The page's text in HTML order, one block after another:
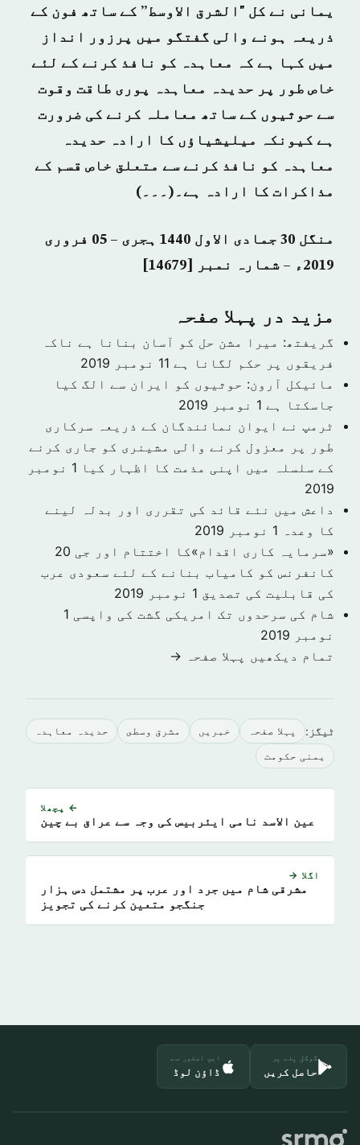
یمانی نے کل "الشرق الاوسط” کے ساتھ فون کے
ذریعہ ہونے والی گفتگو میں پرزور انداز
میں کہا ہے کہ معاہدہ کو نافذ کرنے کے لئے
خاص طور پر حدیدہ معاہدہ پوری طاقت وقوت
سے حوثیوں کے ساتھ معاملہ کرنے کی ضرورت
ہے کیونکہ میلیشیاؤں کا ارادہ حدیدہ
معاہدہ کو نافذ کرنے سے متعلق خاص قسم کے
مذاکرات کا ارادہ ہے۔(۔۔۔)
منگل 30 جمادی الاول 1440 ہجری – 05 فروری
2019ء – شمارہ نمبر [14679]
مزید در پہلا صفحہ
گریفتھ: میرا مشن حل کو آسان بنانا ہے ناکہ
فریقوں پر حکم لگانا ہے 11 نومبر 2019
مائیکل آرون: حوثیوں کو ایران سے الگ کیا
جاسکتا ہے 1 نومبر 2019
ٹرمپ نے ایوان نمائندگان کے ذریعہ سرکاری
طور پر معزول کرنے والی مشینری کو جاری کرنے
کے سلسلہ میں اپنی مذمت کا اظہار کیا
1 نومبر
2019
داعش میں نئے قائد کی تقرری اور بدلہ لینے
کا وعدہ 1 نومبر 2019
«سرمایہ کاری اقدام»کا اختتام اور جی 20
کانفرنس کو کامیاب بنانے کے لئے سعودی عرب
کی قابلیت کی تصدیق 1 نومبر 2019
شام کی سرحدوں تک امریکی گشت کی واپسی 1
نومبر 2019
تمام دیکھیں پہلا صفحہ →
ٹیگز: پہلا صفحہ خبريں مشرق وسطى حدیدہ معاہدہ
یمنی حکومت
← پچھلا
عین الاسد نامی ایئربیس کی وجہ سے عراق بے چین
اگلا →
مشرقی شام میں جرد اور عرب پر مشتمل دس ہزار
جنگجو متعین کرنے کی تجویز
گوگل پلے پر
حاصل کریں
ایپ اسٹور سے
ڈاؤن لوڈ